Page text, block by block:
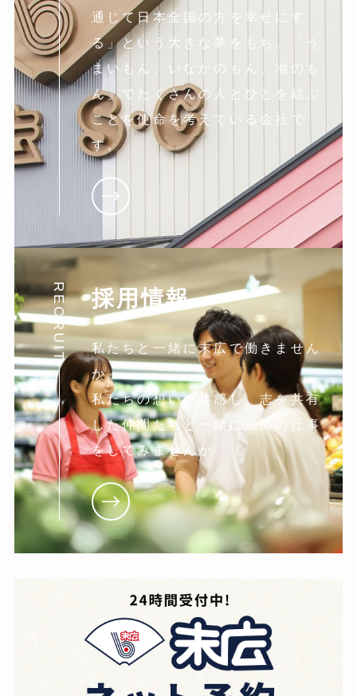
通じて日本全国の方を幸せにす
る」という大きな夢をもち、「う
まいもん、いなかのもん、地のも
ん」でたくさんの人とひとを結ぶ
ことを使命を考えている会社で
す。
RECRUIT 採用情報
私たちと一緒に末広で働きません
か。
私たちの想いに共感し。志を共有
した仲間たちと一緒に最高の仕事
をしてみませんか